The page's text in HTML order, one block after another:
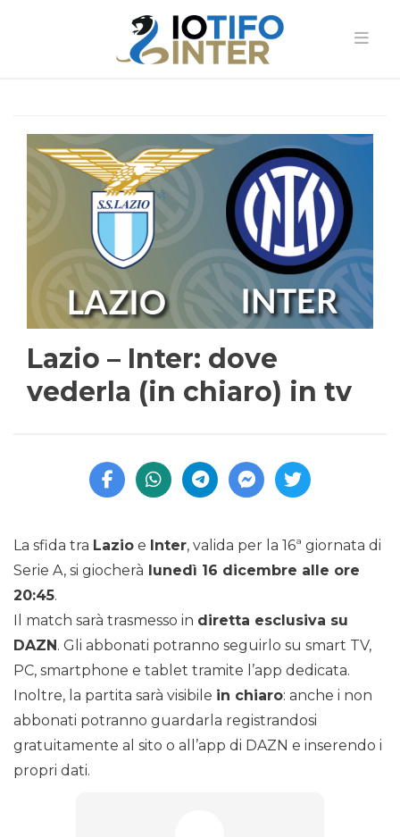
Lazio – Inter: dove
vederla (in chiaro) in tv
La sfida tra Lazio e Inter, valida per la 16ª giornata di
Serie A, si giocherà lunedì 16 dicembre alle ore
20:45.
Il match sarà trasmesso in diretta esclusiva su
DAZN. Gli abbonati potranno seguirlo su smart TV,
PC, smartphone e tablet tramite l’app dedicata.
Inoltre, la partita sarà visibile in chiaro: anche i non
abbonati potranno guardarla registrandosi
gratuitamente al sito o all’app di DAZN e inserendo i
propri dati.